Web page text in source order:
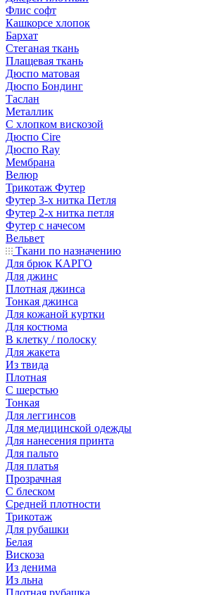
Флис софт
Кашкорсе хлопок
Бархат
Стеганая ткань
Плащевая ткань
Дюспо матовая
Дюспо Бондинг
Таслан
Металлик
С хлопком вискозой
Дюспо Cire
Дюспо Ray
Мембрана
Велюр
Трикотаж Футер
Футер 3-х нитка Петля
Футер 2-х нитка петля
Футер с начесом
Вельвет
Ткани по назначению
Для брюк КАРГО
Для джинс
Плотная джинса
Тонкая джинса
Для кожаной куртки
Для костюма
В клетку / полоску
Для жакета
Из твида
Плотная
С шерстью
Тонкая
Для леггинсов
Для медицинской одежды
Для нанесения принта
Для пальто
Для платья
Прозрачная
С блеском
Средней плотности
Трикотаж
Для рубашки
Белая
Вискоза
Из денима
Из льна
Плотная рубашка